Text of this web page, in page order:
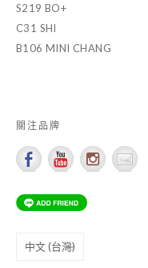
S219 BO+
C31 SHI
B106 MINI CHANG
關注品牌
Choose